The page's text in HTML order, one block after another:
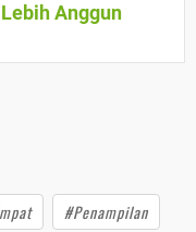
Anggun
#Penampilan